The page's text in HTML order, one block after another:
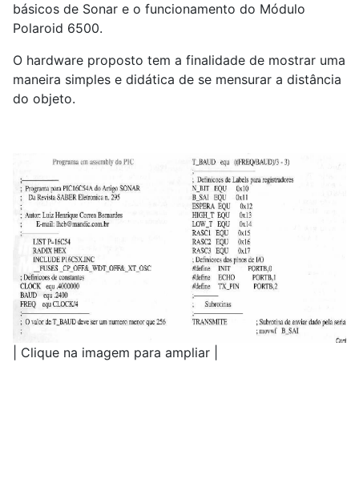
básicos de Sonar e o funcionamento do Módulo
Polaroid 6500.
O hardware proposto tem a finalidade de mostrar uma
maneira simples e didática de se mensurar a distância
do objeto.
| Clique na imagem para ampliar |